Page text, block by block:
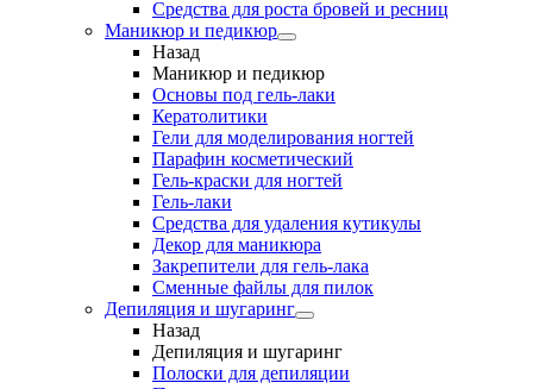
Средства для роста бровей и ресниц
Маникюр и педикюр
Назад
Маникюр и педикюр
Основы под гель-лаки
Кератолитики
Гели для моделирования ногтей
Парафин косметический
Гель-краски для ногтей
Гель-лаки
Средства для удаления кутикулы
Декор для маникюра
Закрепители для гель-лака
Сменные файлы для пилок
Депиляция и шугаринг
Назад
Депиляция и шугаринг
Полоски для депиляции